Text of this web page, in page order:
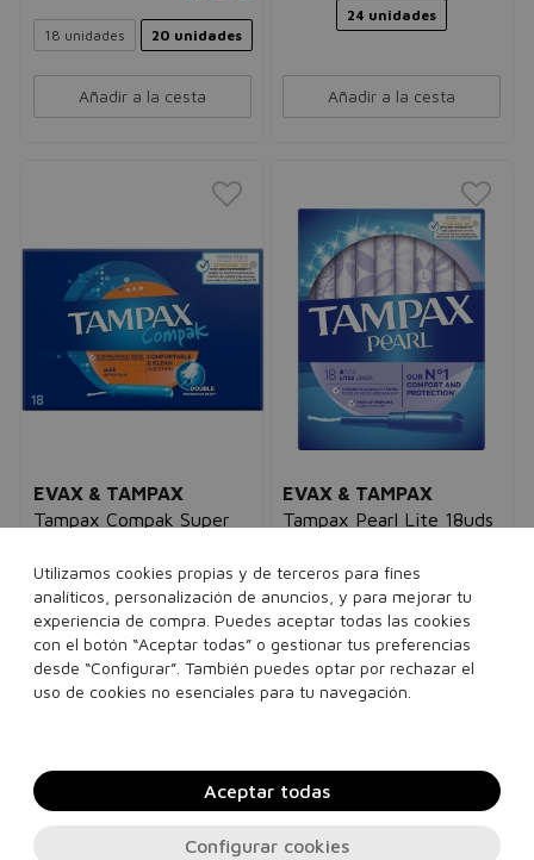
18 unidades 20 unidades
Añadir a la cesta
24 unidades
Añadir a la cesta
EVAX & TAMPAX
Tampax Compak Super
mujer
10,00€ 4,95€
18 unidades
EVAX & TAMPAX
Tampax Pearl Lite 18uds
9,00€
18 unidades
Utilizamos cookies propias y de terceros para fines
analíticos, personalización de anuncios, y para mejorar tu
experiencia de compra. Puedes aceptar todas las cookies
con el botón “Aceptar todas” o gestionar tus preferencias
desde “Configurar”. También puedes optar por rechazar el
uso de cookies no esenciales para tu navegación.
Configurar cookies
Aceptar todas